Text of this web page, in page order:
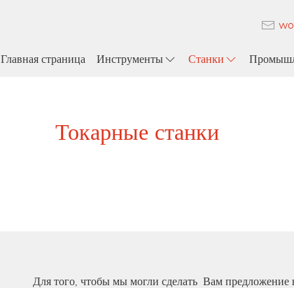
Главная страница Инструменты Станки
Токарные станки
Для того, чтобы мы могли сделать Вам